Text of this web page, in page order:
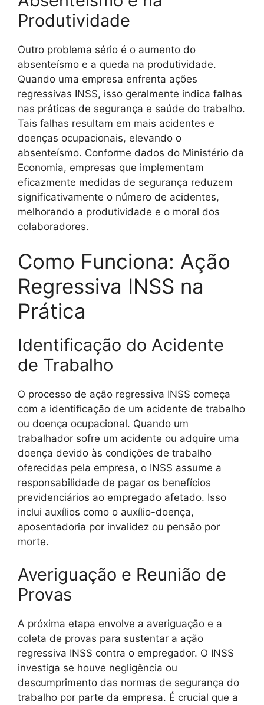
Produtividade
Outro problema sério é o aumento do
absenteísmo e a queda na produtividade.
Quando uma empresa enfrenta ações
regressivas INSS, isso geralmente indica falhas
nas práticas de segurança e saúde do trabalho.
Tais falhas resultam em mais acidentes e
doenças ocupacionais, elevando o
absenteísmo. Conforme dados do Ministério da
Economia, empresas que implementam
eficazmente medidas de segurança reduzem
significativamente o número de acidentes,
melhorando a produtividade e o moral dos
colaboradores.
Como Funciona: Ação
Regressiva INSS na
Prática
Identificação do Acidente
de Trabalho
O processo de ação regressiva INSS começa
com a identificação de um acidente de trabalho
ou doença ocupacional. Quando um
trabalhador sofre um acidente ou adquire uma
doença devido às condições de trabalho
oferecidas pela empresa, o INSS assume a
responsabilidade de pagar os benefícios
previdenciários ao empregado afetado. Isso
inclui auxílios como o auxílio-doença,
aposentadoria por invalidez ou pensão por
morte.
Averiguação e Reunião de
Provas
A próxima etapa envolve a averiguação e a
coleta de provas para sustentar a ação
regressiva INSS contra o empregador. O INSS
investiga se houve negligência ou
descumprimento das normas de segurança do
trabalho por parte da empresa. É crucial que a